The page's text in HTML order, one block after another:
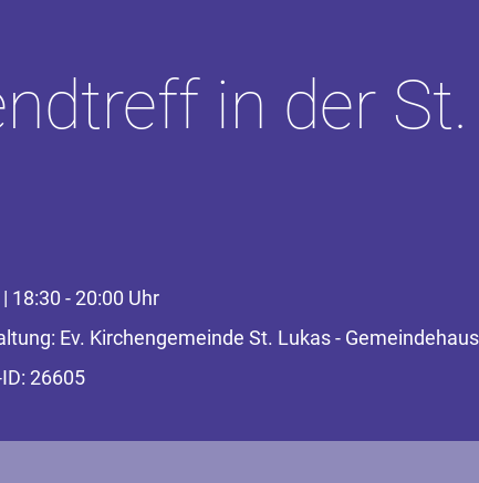
in der
18:30 - 20:00 Uhr
Ev. Kirchengemeinde St. Lukas -
26605